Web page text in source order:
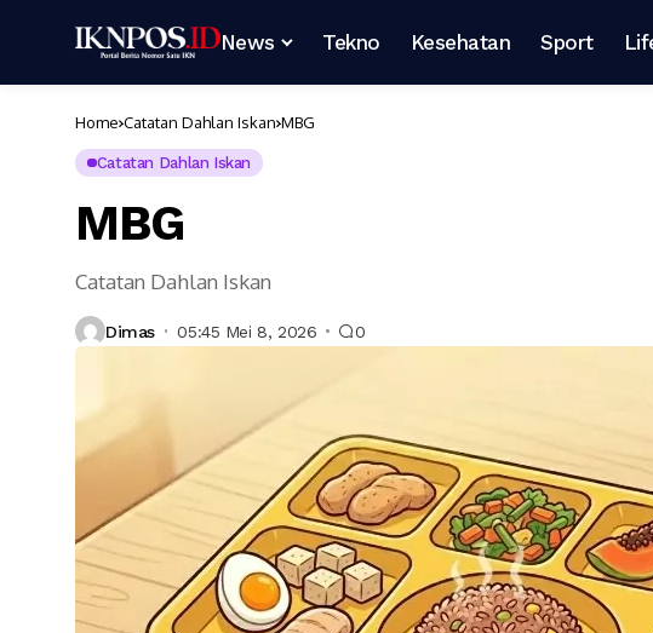
News Tekno Kesehatan Sport
Home Catatan Dahlan Iskan MBG
Catatan Dahlan Iskan
MBG
Catatan Dahlan Iskan
Dimas 05:45 Mei 8, 2026 0